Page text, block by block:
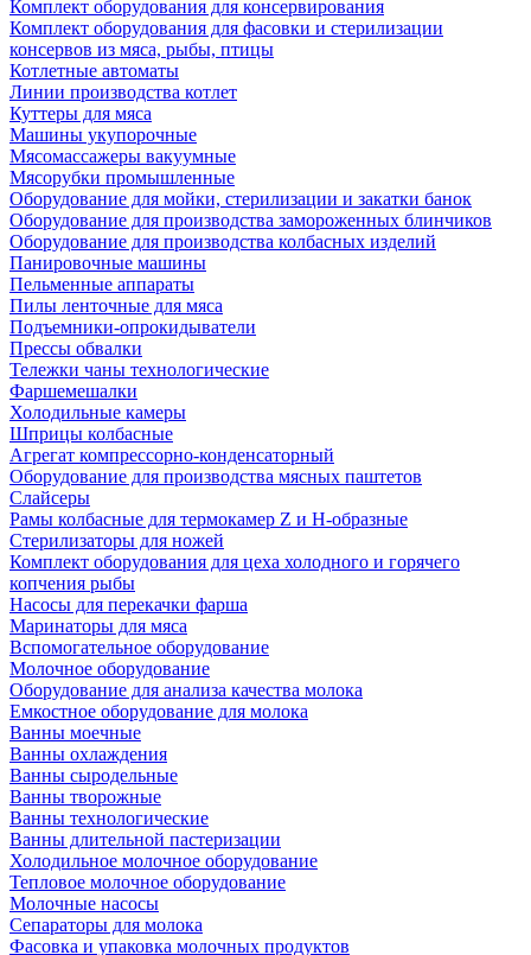
Комплект оборудования для консервирования
Комплект оборудования для фасовки и стерилизации
консервов из мяса, рыбы, птицы
Котлетные автоматы
Линии производства котлет
Куттеры для мяса
Машины укупорочные
Мясомассажеры вакуумные
Мясорубки промышленные
Оборудование для мойки, стерилизации и закатки банок
Оборудование для производства замороженных блинчиков
Оборудование для производства колбасных изделий
Панировочные машины
Пельменные аппараты
Пилы ленточные для мяса
Подъемники-опрокидыватели
Прессы обвалки
Тележки чаны технологические
Фаршемешалки
Холодильные камеры
Шприцы колбасные
Агрегат компрессорно-конденсаторный
Оборудование для производства мясных паштетов
Слайсеры
Рамы колбасные для термокамер Z и H-образные
Стерилизаторы для ножей
Комплект оборудования для цеха холодного и горячего
копчения рыбы
Насосы для перекачки фарша
Маринаторы для мяса
Вспомогательное оборудование
Молочное оборудование
Оборудование для анализа качества молока
Емкостное оборудование для молока
Ванны моечные
Ванны охлаждения
Ванны сыродельные
Ванны творожные
Ванны технологические
Ванны длительной пастеризации
Холодильное молочное оборудование
Тепловое молочное оборудование
Молочные насосы
Сепараторы для молока
Фасовка и упаковка молочных продуктов